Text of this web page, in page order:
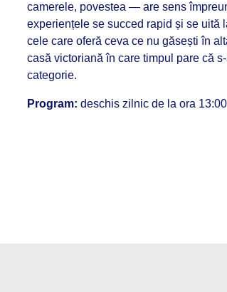
camerele, povestea — are sens
experiențele se succed rapid și se uită
cele care oferă ceva ce nu găsești în
casă victoriană în care timpul pare că
categorie.
Program: deschis zilnic de la ora 13:00